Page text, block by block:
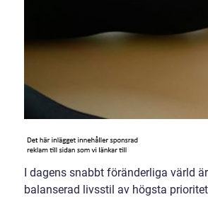
I dagens snabbt föränderliga värld
balanserad livsstil av högsta